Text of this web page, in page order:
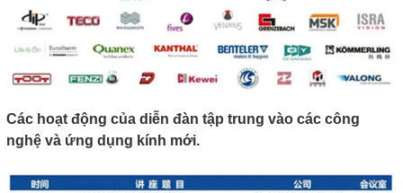
Các hoạt động của diễn đàn tập trung vào các công
nghệ và ứng dụng kính mới.